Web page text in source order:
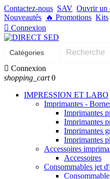
Contactez-nous SAV Ouvrir un
Nouveautés
🔥 Promotions Kits
 Connexion
 Connexion
shopping_cart 0
IMPRESSION ET LABO
Imprimantes -
Imprimantes
Imprimantes
Imprimantes
Imprimantes
Accessoires
Accessoires
Consommables jet